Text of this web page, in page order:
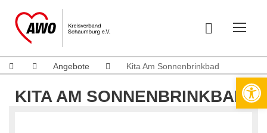
Angebote Kita Am Sonnenbrinkbad
KITA AM SONNENBRINKBAD
Werkzeugleiste öffnen